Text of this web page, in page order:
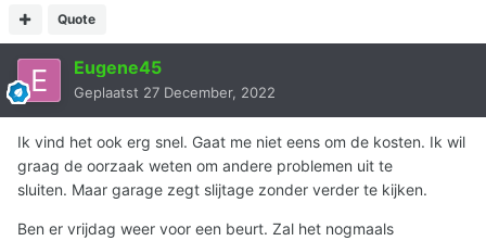
Quote
Eugene45
Geplaatst 27 December, 2022
Ik vind het ook erg snel. Gaat me niet eens om de kosten. Ik wil
graag de oorzaak weten om andere problemen uit te
sluiten. Maar garage zegt slijtage zonder verder te kijken.
Ben er vrijdag weer voor een beurt. Zal het nogmaals